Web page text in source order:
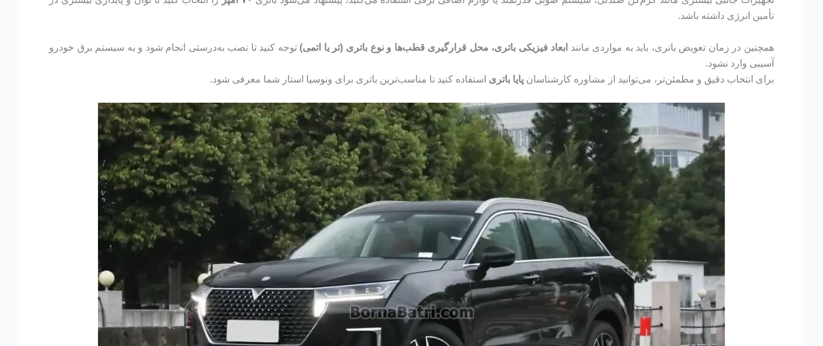
تأمین انرژی داشته باشد.
همچنین در زمان تعویض باتری، باید به مواردی مانند ابعاد فیزیکی باتری، محل قرارگیری قطب‌ها و نوع باتری (تر یا اتمی)توجه کنید تا نصب به‌درستی انجام شود و به سیستم برق خودرو
آسیبی وارد نشود.
برای انتخاب دقیق و مطمئن‌تر، می‌توانید از مشاوره کارشناسان پایا باتری استفاده کنید تا مناسب‌ترین باتری برای ونوسیا استار شما معرفی شود.